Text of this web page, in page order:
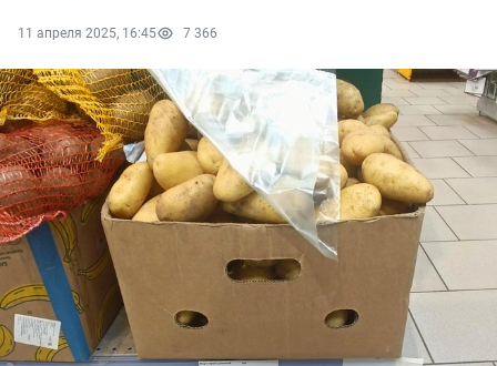
11 апреля 2025, 16:45 7 366